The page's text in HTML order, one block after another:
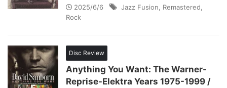
2025/6/6 Jazz Fusion Remastered
Rock
Disc Review
Anything You Want: The Warner-
Reprise-Elektra Years 1975-1999 /